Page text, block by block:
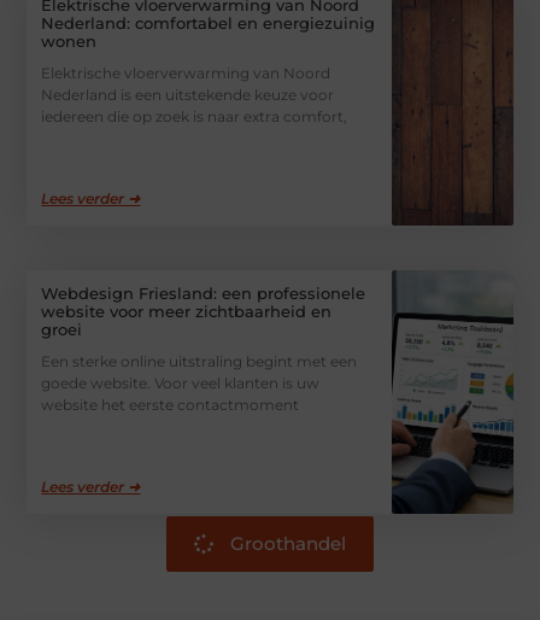
Elektrische vloerverwarming van Noord
Nederland: comfortabel en energiezuinig
wonen
Elektrische vloerverwarming van Noord
Nederland is een uitstekende keuze voor
iedereen die op zoek is naar extra comfort,
Lees verder ➜
Webdesign Friesland: een professionele
website voor meer zichtbaarheid en
groei
Een sterke online uitstraling begint met een
goede website. Voor veel klanten is uw
website het eerste contactmoment
Lees verder ➜
Groothandel